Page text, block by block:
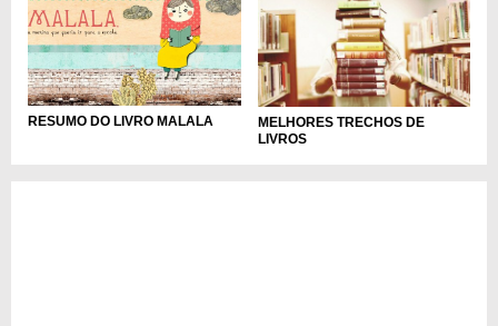
RESUMO DO LIVRO MALALA
MELHORES TRECHOS DE
LIVROS